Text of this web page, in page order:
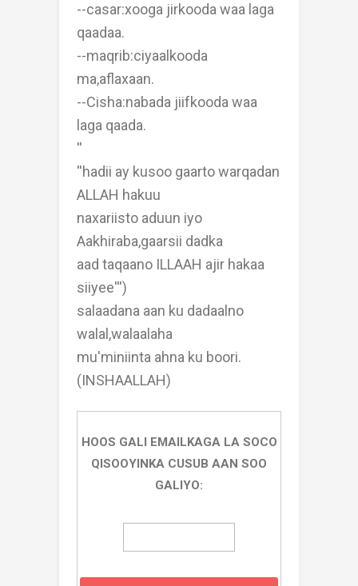
--casar:xooga jirkooda waa laga
qaadaa.
--maqrib:ciyaalkooda
ma,aflaxaan.
--Cisha:nabada jiifkooda waa
laga qaada.
''
''hadii ay kusoo gaarto warqadan
ALLAH hakuu
naxariisto aduun iyo
Aakhiraba,gaarsii dadka
aad taqaano ILLAAH ajir hakaa
siiyee''')
salaadana aan ku dadaalno
walal,walaalaha
mu'miniinta ahna ku boori.
(INSHAALLAH)
HOOS GALI EMAILKAGA LA SOCO
QISOOYINKA CUSUB AAN SOO
GALIYO: